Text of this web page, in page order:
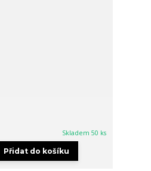
Skladem 50 ks
Přidat do košíku